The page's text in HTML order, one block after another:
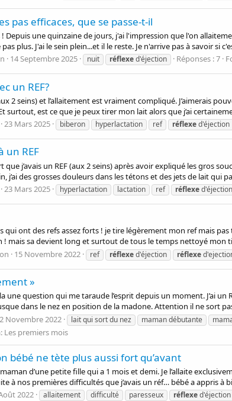
pas efficaces, que se passe-t-il
Depuis une quinzaine de jours, j'ai l'impression que l'on
plus. J'ai le sein plein...et il le reste. Je n'arrive pas à savoir si
14 Septembre 2025 nuit réflexed'éjection Réponses : 7
un REF?
2 seins) et l’allaitement est vraiment compliqué. J’aimerais
surtout, est ce que je peux tirer mon lait alors que j’ai
23 Mars 2025 biberon hyperlactation ref réflexed'éjection
un REF
que j’avais un REF (aux 2 seins) après avoir expliqué les gros
j’ai des grosses douleurs dans les tétons et des jets de lait qui
23 Mars 2025 hyperlactation lactation ref réflexed'éjection
qui ont des refs assez forts ! je tire légèrement mon ref mais
! mais sa devient long et surtout de tous le temps nettoyé mon
15 Novembre 2022 ref réflexed'éjection réflexe
»
une question qui me taraude l’esprit depuis un moment. J’ai un
dans le nez en position de la madone. Attention il ne sort
2 Novembre 2022 lait qui sort du nez maman débutante
Les premiers mois
bébé ne tète plus aussi fort qu’avant
d’une petite fille qui a 1 mois et demi. Je l’allaite
à nos premières difficultés que j’avais un réf… bébé a appris à
2022 allaitement difficulté paresseux réflexed'éjection